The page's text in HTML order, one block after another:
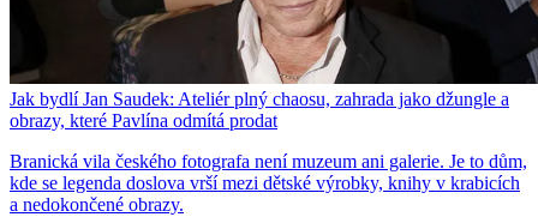
Jak bydlí Jan Saudek: Ateliér plný chaosu, zahrada jako džungle a
obrazy, které Pavlína odmítá prodat
Branická vila českého fotografa není muzeum ani galerie. Je to dům,
kde se legenda doslova vrší mezi dětské výrobky, knihy v krabicích
a nedokončené obrazy.